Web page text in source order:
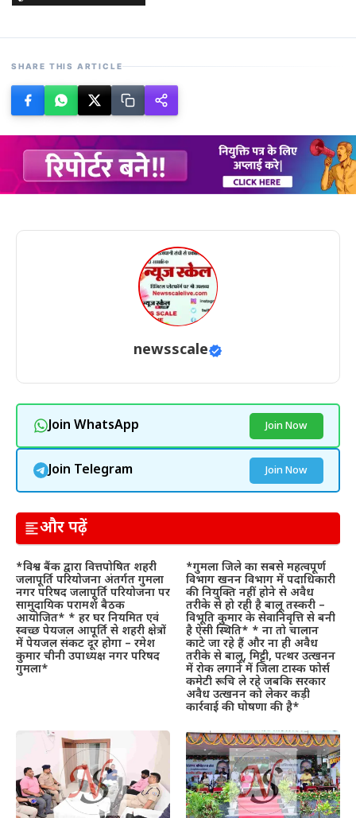
SHARE THIS ARTICLE
newsscale
Join WhatsApp Join Now
Join Telegram Join Now
और पढ़ें
*विश्व बैंक द्वारा वित्तपोषित शहरी
जलापूर्ति परियोजना अंतर्गत गुमला
नगर परिषद जलापूर्ति परियोजना पर
सामुदायिक परामर्श बैठक
आयोजित* * हर घर नियमित एवं
स्वच्छ पेयजल आपूर्ति से शहरी क्षेत्रों
में पेयजल संकट दूर होगा – रमेश
कुमार चीनी उपाध्यक्ष नगर परिषद
गुमला*
*गुमला जिले का सबसे महत्वपूर्ण
विभाग खनन विभाग में पदाधिकारी
की नियुक्ति नहीं होने से अवैध
तरीके से हो रही है बालू तस्करी –
विभूति कुमार के सेवानिवृत्ति से बनी
है ऐसी स्थिति* * ना तो चालान
काटे जा रहे हैं और ना ही अवैध
तरीके से बालू, मिट्टी, पत्थर उत्खनन
में रोक लगाने में जिला टास्क फोर्स
कमेटी रूचि ले रहे जबकि सरकार
अवैध उत्खनन को लेकर कड़ी
कार्रवाई की घोषणा की है*